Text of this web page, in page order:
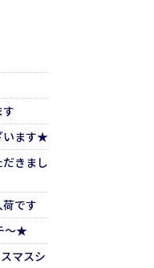
います★
きまし
です
～★
マスシ